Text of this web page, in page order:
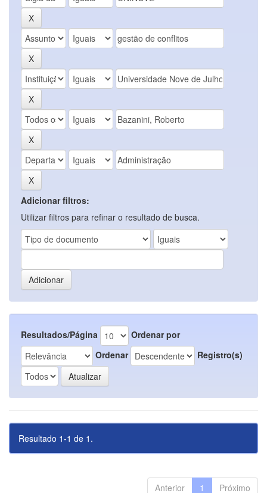
Adicionar filtros:
Utilizar filtros para refinar o resultado de busca.
Resultados/Página
Ordenar por
Ordenar
Registro(s)
Resultado 1-1 de 1.
Anterior 1 Próximo